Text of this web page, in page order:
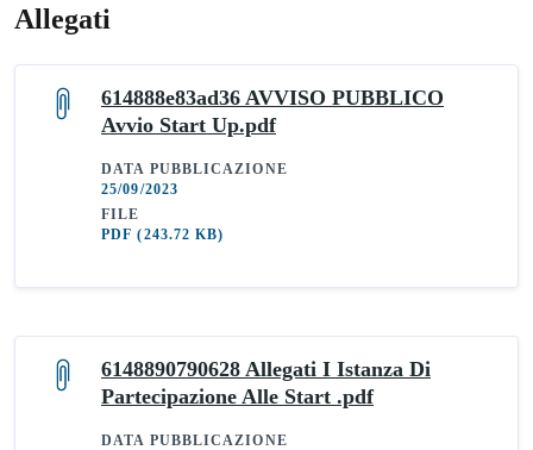
Allegati
614888e83ad36 AVVISO PUBBLICO
Avvio Start Up.pdf
DATA PUBBLICAZIONE
25/09/2023
FILE
PDF(243.72 KB)
6148890790628 Allegati I Istanza Di
Partecipazione Alle Start .pdf
DATA PUBBLICAZIONE